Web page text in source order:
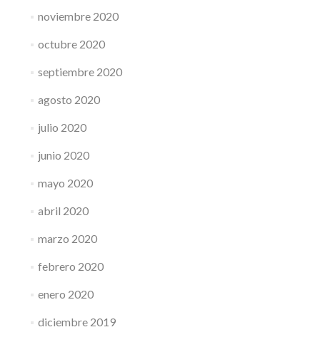
noviembre 2020
octubre 2020
septiembre 2020
agosto 2020
julio 2020
junio 2020
mayo 2020
abril 2020
marzo 2020
febrero 2020
enero 2020
diciembre 2019